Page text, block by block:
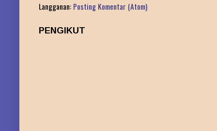
Langganan: Posting Komentar (Atom)
PENGIKUT